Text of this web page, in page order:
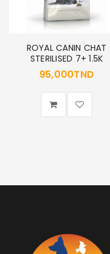
de passe*
ROYAL CANIN CHAT
STERILISED 7+ 1.5K
95,000TND